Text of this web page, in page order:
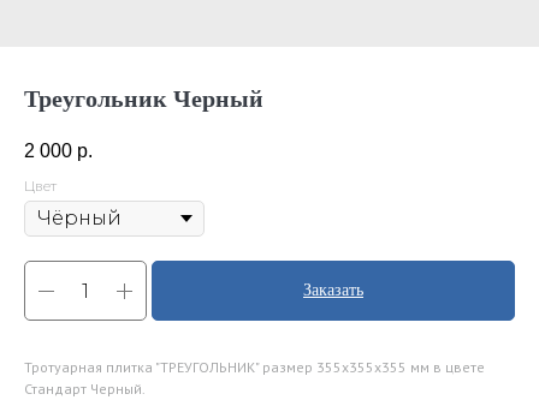
Треугольник Черный
2 000 р.
Цвет
Заказать
Тротуарная плитка "ТРЕУГОЛЬНИК" размер 355х355х355 мм в цвете
Стандарт Черный.